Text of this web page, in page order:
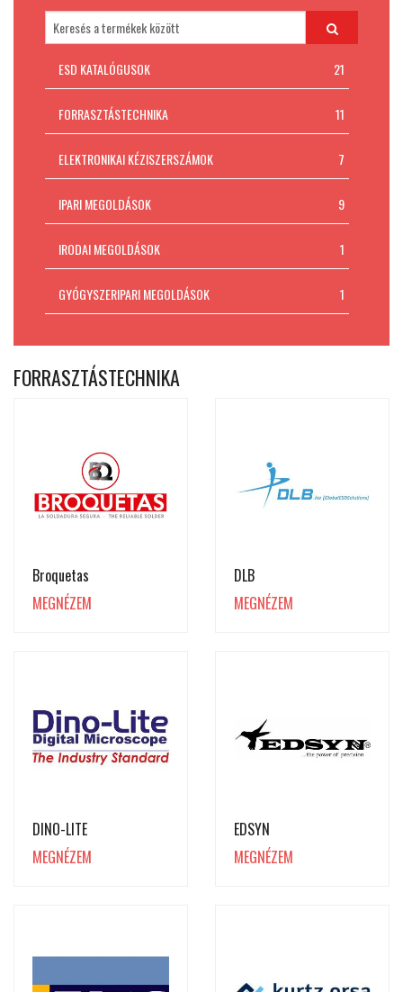
Padlókivitelezés
MI AZ ESD VÉDELEM?
Kapcsolat
ESD KATALÓGUSOK 21
FORRASZTÁSTECHNIKA 11
ELEKTRONIKAI KÉZISZERSZÁMOK 7
IPARI MEGOLDÁSOK 9
IRODAI MEGOLDÁSOK 1
GYÓGYSZERIPARI MEGOLDÁSOK 1
FORRASZTÁSTECHNIKA
Broquetas
MEGNÉZEM
DLB
MEGNÉZEM
DINO-LITE
MEGNÉZEM
EDSYN
MEGNÉZEM